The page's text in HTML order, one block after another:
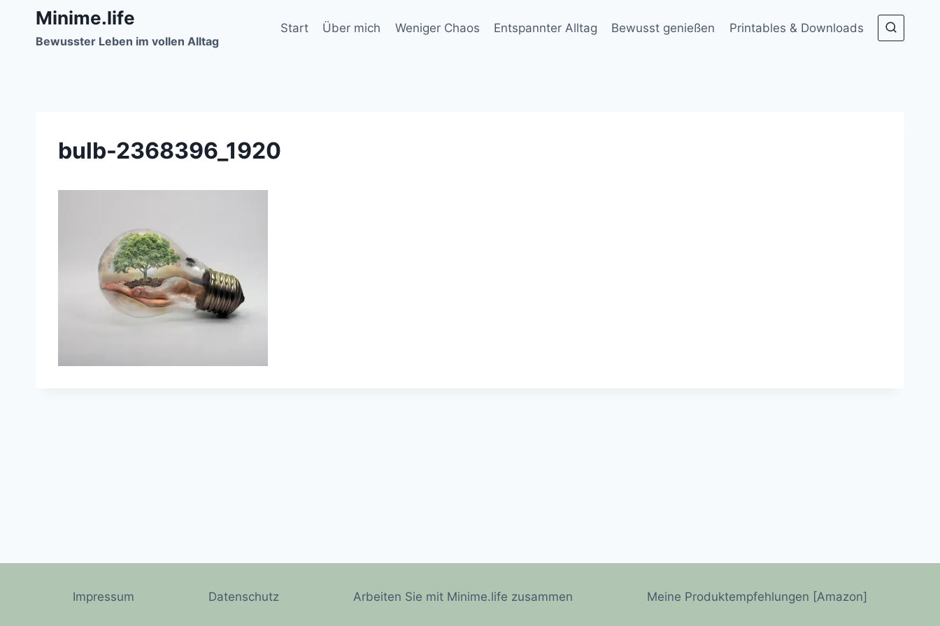
springen
Minime.life
Bewusster Leben im vollen Alltag
Start Über mich Weniger Chaos Entspannter Alltag Bewusst genießen Printables & Downloads
bulb-2368396_1920
Impressum Datenschutz Arbeiten Sie mit Minime.life zusammen Meine Produktempfehlungen [Amazon]